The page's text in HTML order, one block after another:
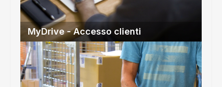
MyDrive - Accesso clienti